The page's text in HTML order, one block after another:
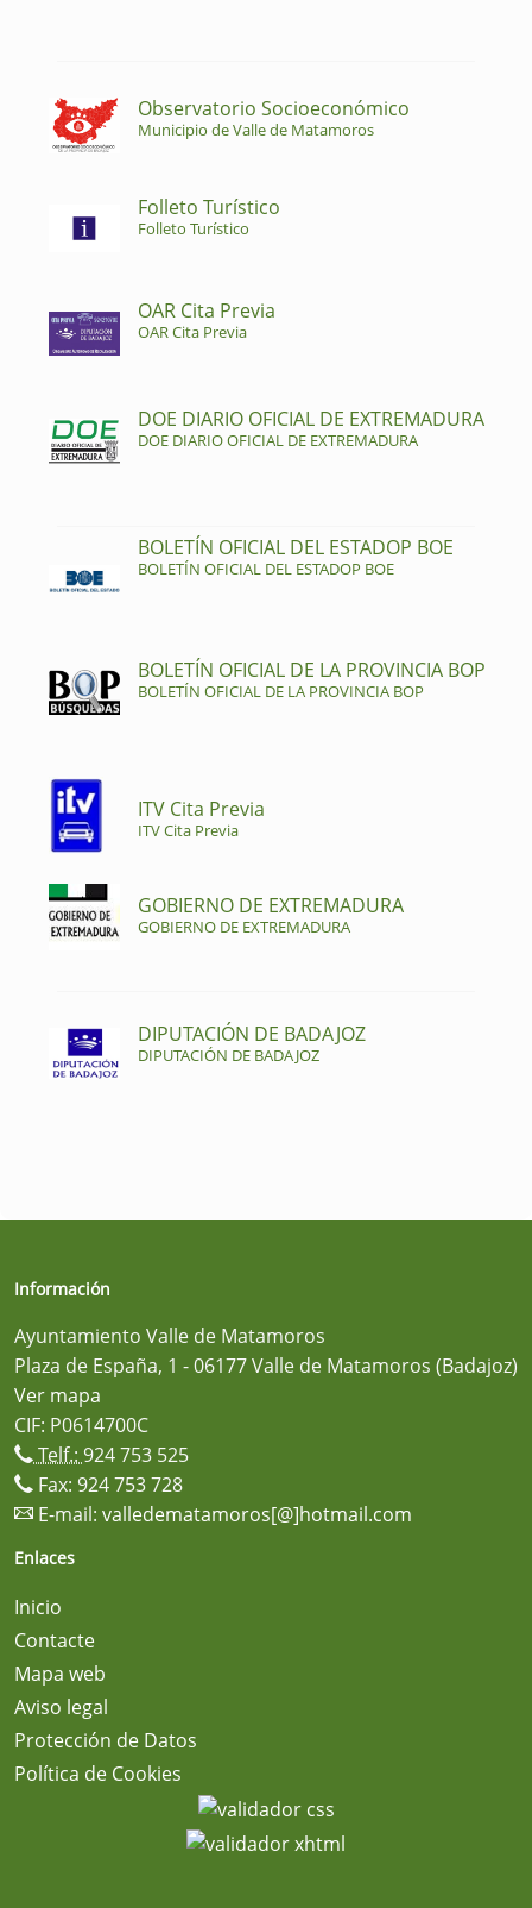
Observatorio Socioeconómico
Municipio de Valle de Matamoros
Folleto Turístico
Folleto Turístico
OAR Cita Previa
OAR Cita Previa
DOE DIARIO OFICIAL DE EXTREMADURA
DOE DIARIO OFICIAL DE EXTREMADURA
BOLETÍN OFICIAL DEL ESTADOP BOE
BOLETÍN OFICIAL DEL ESTADOP BOE
BOLETÍN OFICIAL DE LA PROVINCIA BOP
BOLETÍN OFICIAL DE LA PROVINCIA BOP
ITV Cita Previa
ITV Cita Previa
GOBIERNO DE EXTREMADURA
GOBIERNO DE EXTREMADURA
DIPUTACIÓN DE BADAJOZ
DIPUTACIÓN DE BADAJOZ
Información
Ayuntamiento Valle de Matamoros
Plaza de España, 1 - 06177 Valle de Matamoros (Badajoz)
Ver mapa
CIF: P0614700C
Telf.: 924 753 525
Fax: 924 753 728
E-mail: valledematamoros[@]hotmail.com
Enlaces
Inicio
Contacte
Mapa web
Aviso legal
Protección de Datos
Política de Cookies